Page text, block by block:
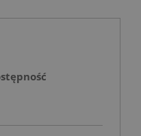
kosztów